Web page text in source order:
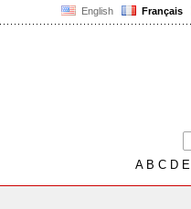
English Français
AB C D E